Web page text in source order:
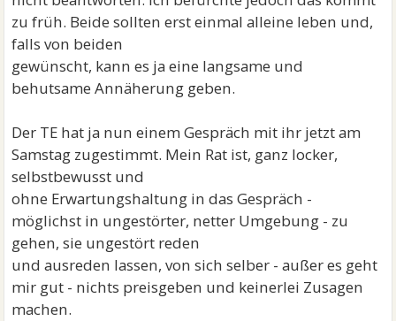
zu früh. Beide sollten erst einmal alleine leben und,
falls von beiden
gewünscht, kann es ja eine langsame und
behutsame Annäherung geben.
Der TE hat ja nun einem Gespräch mit ihr jetzt am
Samstag zugestimmt. Mein Rat ist, ganz locker,
selbstbewusst und
ohne Erwartungshaltung in das Gespräch -
möglichst in ungestörter, netter Umgebung - zu
gehen, sie ungestört reden
und ausreden lassen, von sich selber - außer es geht
mir gut - nichts preisgeben und keinerlei Zusagen
machen.